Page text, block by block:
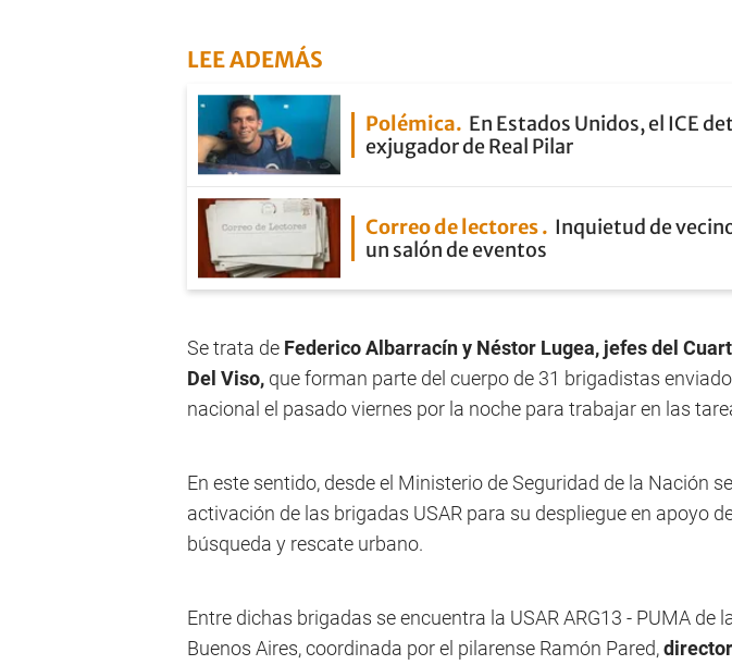
LEE ADEMÁS
Polémica
En Estados Unidos, el ICE
exjugador de Real Pilar
Correo de lectores
Inquietud de
un salón de eventos
Se trata de Federico Albarracín y Néstor Lugea, jefes del
Del Viso, que forman parte del cuerpo de 31 brigadistas
nacional el pasado viernes por la noche para trabajar en las
En este sentido, desde el Ministerio de Seguridad de la Nación
activación de las brigadas USAR para su despliegue en apoyo
búsqueda y rescate urbano.
Entre dichas brigadas se encuentra la USAR ARG13 - PUMA de
Buenos Aires, coordinada por el pilarense Ramón Pared,